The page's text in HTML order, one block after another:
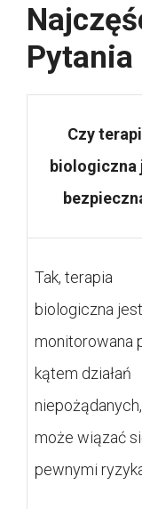
Pytania
Czy
biologiczna
Tak, terapia
biologiczna jest
monitorowana
kątem działań
może wiązać
pewnymi